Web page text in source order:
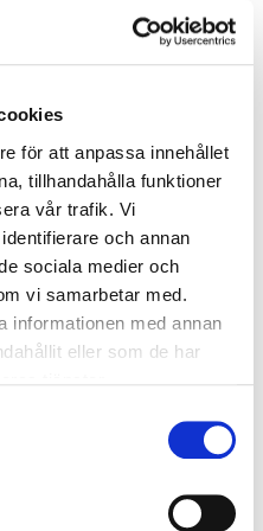
för att anpassa innehållet
tillhandahålla funktioner
vår trafik. Vi
och annan
sociala medier och
vi samarbetar med.
informationen med annan
eller som de har
via bygg- och
inriktning måleri. Därefter
dig via yrkesutbildningar
bland annat:
snabbt. Nya färgtyper,